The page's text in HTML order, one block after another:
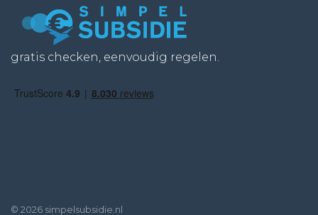
gratis checken, eenvoudig regelen.
© 2026 simpelsubsidie.nl